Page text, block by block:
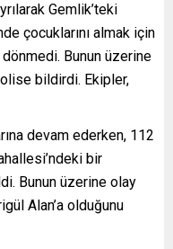
Gemlik’teki
çocuklarını almak için
dönmedi. Bunun üzerine
bildirdi. Ekipler,
devam ederken, 112
bir
Bunun üzerine olay
Alan’a olduğunu